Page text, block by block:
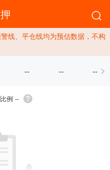
线、平仓线均为预估数据，不构
-- -- --
例 --